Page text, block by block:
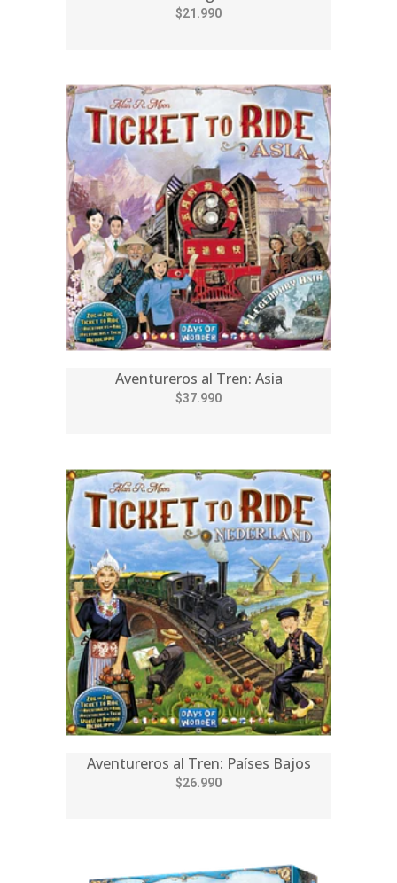
$21.990
Aventureros al Tren: Asia
$37.990
Aventureros al Tren: Países Bajos
$26.990